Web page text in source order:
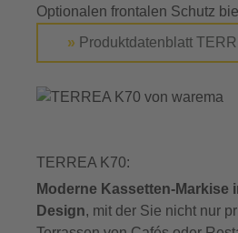
Optionalen frontalen Schutz
» Produktdatenblatt
TERREA K70:
Moderne Kassetten-Markise
Design, mit der Sie nicht nur